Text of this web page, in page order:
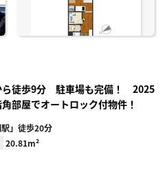
ら徒歩9分 駐車場も完備！ 2025
部屋でオートロック付物件！
」徒歩20分
20.81m²